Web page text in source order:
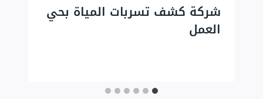
شركة كشف تسربات المياة بحي
العمل